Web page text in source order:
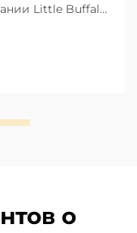
Little Buffalo
и цифровых
о